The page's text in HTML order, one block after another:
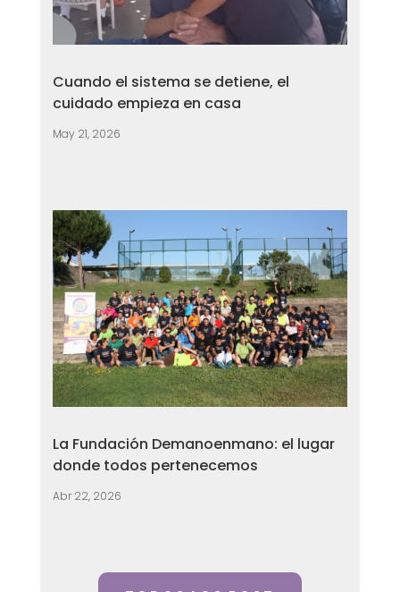
Cuando el sistema se detiene, el
cuidado empieza en casa
May 21, 2026
La Fundación Demanoenmano: el lugar
donde todos pertenecemos
Abr 22, 2026